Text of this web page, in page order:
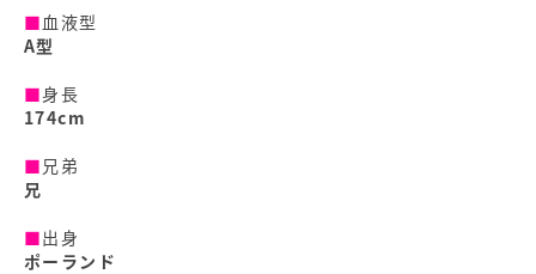
■ 血液型
A型
■身長
174cm
■ 兄弟
兄
■出身
ポーランド